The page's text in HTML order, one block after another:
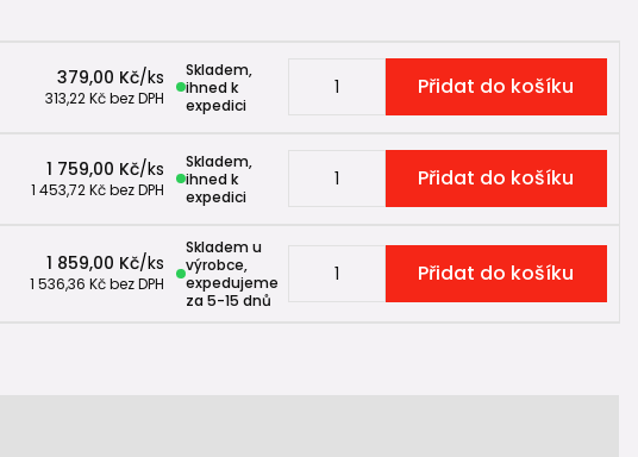
379,00 Kč/ks
313,22 Kčbez DPH
Skladem,
ihned k
expedici
Přidat do košíku
1 759,00 Kč/ks
1 453,72 Kčbez DPH
Skladem,
ihned k
expedici
Přidat do košíku
1 859,00 Kč/ks
1 536,36 Kčbez DPH
Skladem u
výrobce,
expedujeme
za 5-15 dnů
Přidat do košíku